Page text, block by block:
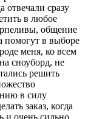
отвечали сразу
в любое
общение
помогут в выборе
меня, ко всем
сноуборд, не
решить
в силу
заказ, когда
и очень сильно